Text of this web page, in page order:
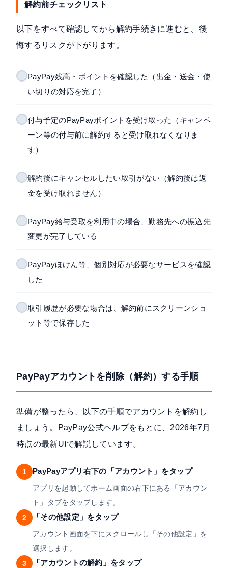
解約前チェックリスト
以下をすべて確認してから解約手続きに進むと、後
悔するリスクが下がります。
PayPay残高・ポイントを確認した（出金・送金・使
い切りの対応を完了）
付与予定のPayPayポイントを受け取った（キャンペ
ーン等の付与前に解約すると受け取れなくなりま
す）
解約後にキャンセルしたい取引がない（解約後は返
金を受け取れません）
PayPay給与受取を利用中の場合、勤務先への振込先
変更が完了している
PayPayほけん等、個別対応が必要なサービスを確認
した
取引履歴が必要な場合は、解約前にスクリーンショ
ット等で保存した
PayPayアカウントを削除（解約）する手順
準備が整ったら、以下の手順でアカウントを解約し
ましょう。
PayPay公式ヘルプをもとに、2026年7月
時点の最新UIで解説しています。
1 PayPayアプリ右下の「アカウント」をタップ
アプリを起動してホーム画面の右下にある「アカウン
ト」タブをタップします。
2 「その他設定」をタップ
アカウント画面を下にスクロールし「その他設定」を
選択します。
3 「アカウントの解約」をタップ